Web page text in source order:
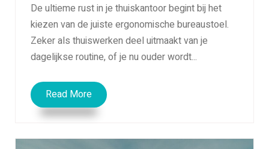
De ultieme rust in je thuiskantoor begint bij het
kiezen van de juiste ergonomische bureaustoel.
Zeker als thuiswerken deel uitmaakt van je
dagelijkse routine, of je nu ouder wordt...
Read More